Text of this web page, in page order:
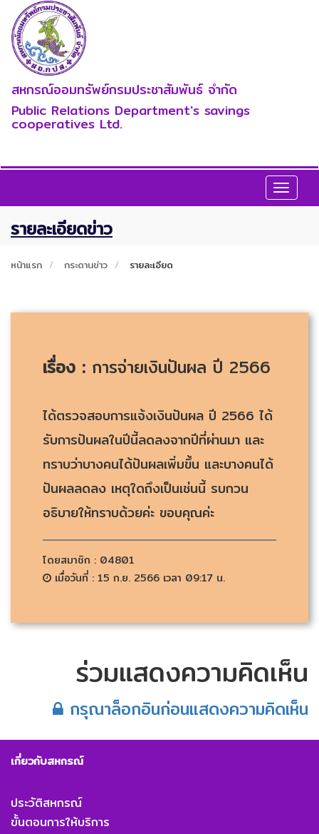
สหกรณ์ออมทรัพย์กรมประชาสัมพันธ์ จำกัด
Public Relations Department's savings
cooperatives Ltd.
Toggle
รายละเอียดข่าว
หน้าแรก กระดานข่าว รายละเอียด
เรื่อง : การจ่ายเงินปันผล ปี 2566
ได้ตรวจสอบการแจ้งเงินปันผล ปี 2566 ได้
รับการปันผลในปีนี้ลดลงจากปีที่ผ่านมา และ
ทราบว่าบางคนได้ปันผลเพิ่มขึ้น และบางคนได้
ปันผลลดลง เหตุใดถึงเป็นเช่นนี้ รบกวน
อธิบายให้ทราบด้วยค่ะ ขอบคุณค่ะ
โดยสมาชิก : 04801
เมื่อวันที่ : 15 ก.ย. 2566 เวลา 09:17 น.
ร่วมแสดงความคิดเห็น
กรุณาล็อกอินก่อนแสดงความคิดเห็น
เกี่ยวกับสหกรณ์
ประวัติสหกรณ์
ขั้นตอนการให้บริการ